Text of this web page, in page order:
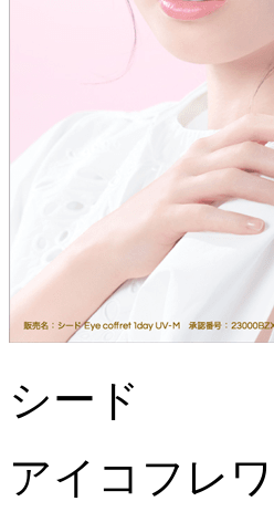
シード
アイコフレ